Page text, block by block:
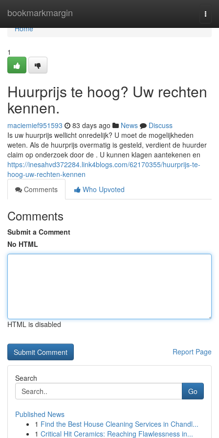
bookmarkmargin
Home
Home
1
Huurprijs te hoog? Uw rechten
kennen.
maciemief951593 83 days ago News
Discuss
Is uw huurprijs wellicht onredelijk? U moet de mogelijkheden
weten. Als de huurprijs overmatig is gesteld, verdient de huurder
claim op onderzoek door de . U kunnen klagen aantekenen en
https://inesahvd372284.link4blogs.com/62170355/huurprijs-te-
hoog-uw-rechten-kennen
Comments
Who Upvoted
Comments
Submit a Comment
No HTML
HTML is disabled
Report Page
Search
Go
Published News
1 Find the Best House Cleaning Services in Chandl...
1 Critical Hit Ceramics: Reaching Flawlessness in...